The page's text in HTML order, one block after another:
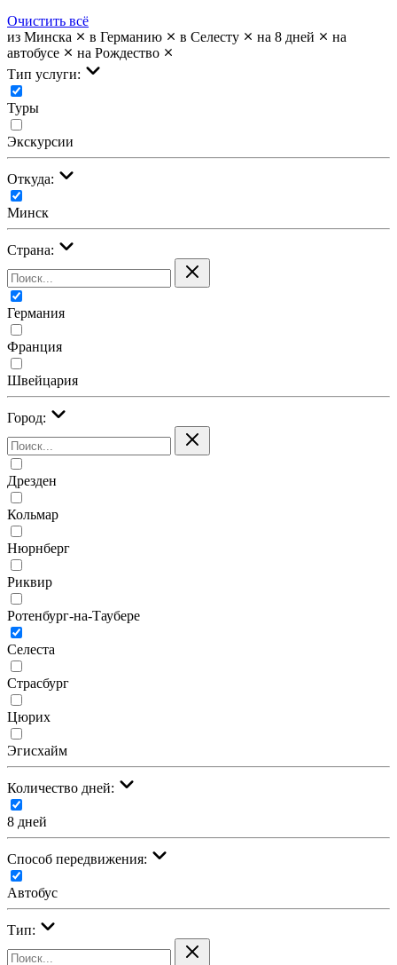
Очистить всё
из Минска
в Германию в Селесту на 8 дней
на
автобусе
на Рождество
Тип услуги:
Туры
Экскурсии
Откуда:
Минск
Страна:
Германия
Франция
Швейцария
Город:
Дрезден
Кольмар
Нюрнберг
Риквир
Ротенбург-на-Таубере
Селеста
Страсбург
Цюрих
Эгисхайм
Количество дней:
8 дней
Cпособ передвижения:
Автобус
Тип: